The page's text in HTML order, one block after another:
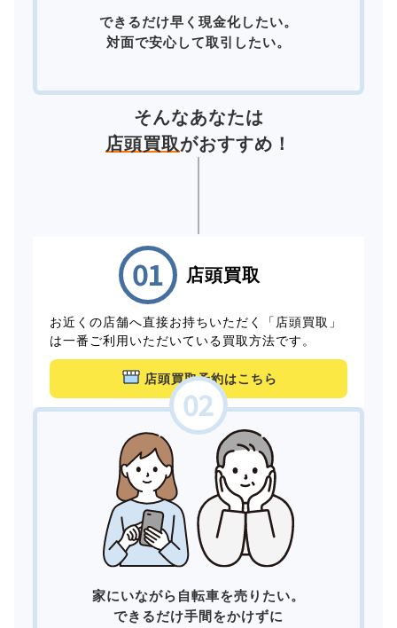
できるだけ早く現金化したい。
対面で安心して取引したい。
そんなあなたは
店頭買取がおすすめ！
店頭買取
お近くの店舗へ直接お持ちいただく「店頭買取」
は一番ご利用いただいている買取方法です。
店頭買取予約はこちら
家にいながら自転車を売りたい。
できるだけ手間をかけずに